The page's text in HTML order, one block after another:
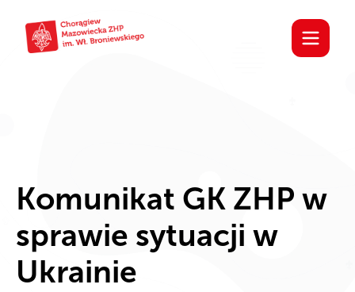
Komunikat GK ZHP w
sprawie sytuacji w
Ukrainie